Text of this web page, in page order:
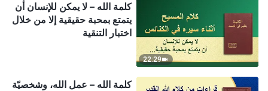
22:29
كلمة الله – لا يمكن للإنسان أن
يتمتع بمحبة حقيقية إلا من خلال
اختبار التنقية
كلمة الله – عمل الله، وشخصيّة